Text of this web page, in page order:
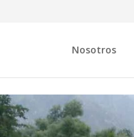
Nosotros